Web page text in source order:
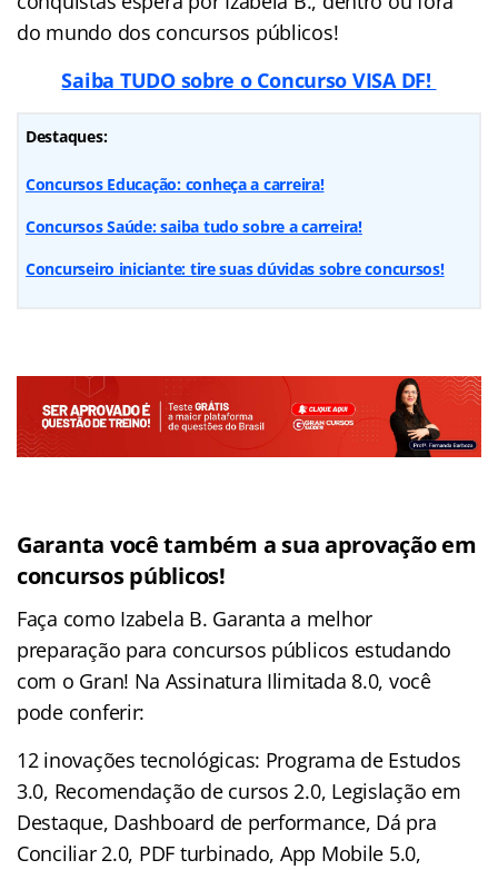
do mundo dos concursos públicos!
Saiba TUDO sobre o Concurso VISA DF!
Destaques:
Concursos Educação: conheça a carreira!
Concursos Saúde: saiba tudo sobre a carreira!
Concurseiro iniciante: tire suas dúvidas sobre concursos!
Garanta você também a sua aprovação em
concursos públicos!
Faça como Izabela B. Garanta a melhor
preparação para concursos públicos estudando
com o Gran! Na Assinatura Ilimitada 8.0, você
pode conferir:
12 inovações tecnológicas: Programa de Estudos
3.0, Recomendação de cursos 2.0, Legislação em
Destaque, Dashboard de performance, Dá pra
Conciliar 2.0, PDF turbinado, App Mobile 5.0,